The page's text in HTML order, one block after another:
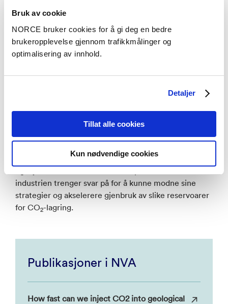
Bruk av cookie
NORCE bruker cookies for å gi deg en bedre
brukeropplevelse gjennom trafikkmålinger og
optimalisering av innhold.
Detaljer
Tillat alle cookies
Kun nødvendige cookies
alternativ enn å finne og utvikle nye reservoarer, og
dermed redusere barrierene for å få realisert CO
lagring på stor skala.
InjectWell prosjektet skal gjennom dedikerte
kan være kritiske for brønnintegritet og injektivitet
under CO2injeksjon i trykkreduserte hydrokarbon
reservoarer (THP). I tillegg skal ulike kommersielle
reservoarmodell. Usikkerheten rundt brønnintegritet
industrien trenger svar på for å kunne modne sine
strategier og akselerere gjenbruk av slike reservoarer
for CO2-lagring.
Publikasjoner i NVA
How fast can we inject CO2 into geological